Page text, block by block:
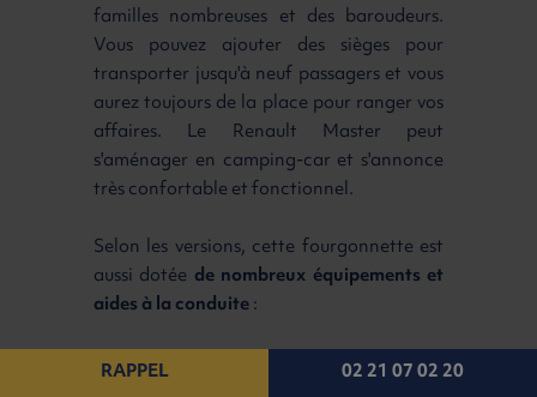
02 21 07 02 20
RAPPEL
familles nombreuses et des baroudeurs.
Vous pouvez ajouter des sièges pour
transporter jusqu'à neuf passagers et vous
aurez toujours de la place pour ranger vos
affaires. Le Renault Master peut
s'aménager en camping-car et s'annonce
très confortable et fonctionnel.
Selon les versions, cette fourgonnette est
aussi dotée de nombreux équipements et
aides à la conduite:
stabilisation en cas de vent latéral,